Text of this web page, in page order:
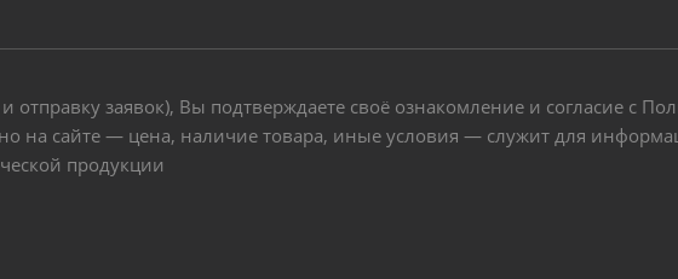
заявок), Вы подтверждаете своё ознакомление и согласие с
на сайте — цена, наличие товара, иные условия — служит для
продукции